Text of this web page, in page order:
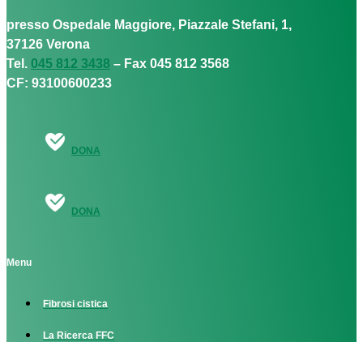
presso Ospedale Maggiore, Piazzale Stefani, 1,
37126 Verona
Tel. 045 812 3438 – Fax 045 812 3568
CF: 93100600233
DONA
DONA
Menu
Fibrosi cistica
La Ricerca FFC